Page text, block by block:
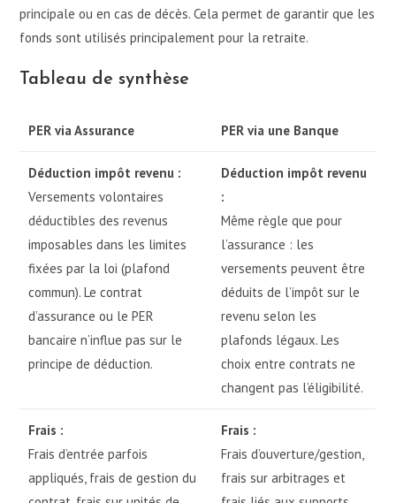
principale ou en cas de décès. Cela permet de garantir que les
fonds sont utilisés principalement pour la retraite.
Tableau de synthèse
PER via Assurance PER via une Banque
Déduction impôt revenu :
Versements volontaires
déductibles des revenus
imposables dans les limites
fixées par la loi (plafond
commun). Le contrat
d’assurance ou le PER
bancaire n’influe pas sur le
principe de déduction.
Déduction impôt revenu
:
Même règle que pour
l’assurance : les
versements peuvent être
déduits de l’impôt sur le
revenu selon les
plafonds légaux. Les
choix entre contrats ne
changent pas l’éligibilité.
Frais :
Frais d’entrée parfois
appliqués, frais de gestion du
Frais :
Frais d’ouverture/gestion,
frais sur arbitrages et